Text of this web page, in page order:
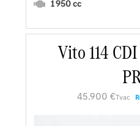
1 950 cc
En savoir plus
Vito 114
45.900 €Tvac